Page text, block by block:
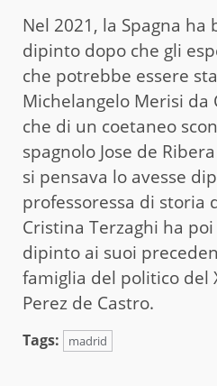
Nel 2021, la Spagna ha
dipinto dopo che gli
che potrebbe essere
Michelangelo Merisi da
che di un coetaneo
spagnolo Jose de
si pensava lo avesse
professoressa di storia
Cristina Terzaghi ha
dipinto ai suoi
famiglia del politico del
Perez de Castro.
Tags: madrid